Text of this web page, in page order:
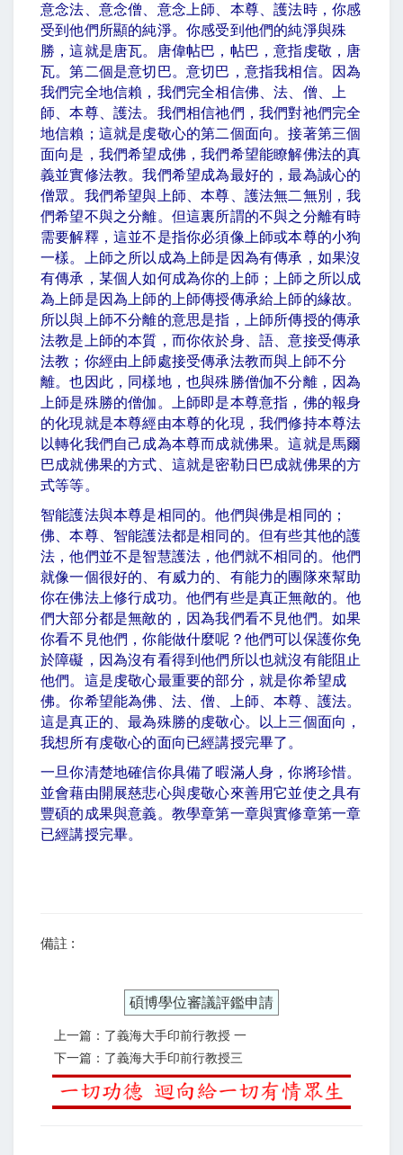
意念法、意念僧、意念上師、本尊、護法時，你感
受到他們所顯的純淨。你感受到他們的純淨與殊
勝，這就是唐瓦。唐偉帖巴，帖巴，意指虔敬，唐
瓦。第二個是意切巴。意切巴，意指我相信。因為
我們完全地信賴，我們完全相信佛、法、僧、上
師、本尊、護法。我們相信祂們，我們對祂們完全
地信賴；這就是虔敬心的第二個面向。接著第三個
面向是，我們希望成佛，我們希望能瞭解佛法的真
義並實修法教。我們希望成為最好的，最為誠心的
僧眾。我們希望與上師、本尊、護法無二無別，我
們希望不與之分離。但這裏所謂的不與之分離有時
需要解釋，這並不是指你必須像上師或本尊的小狗
一樣。上師之所以成為上師是因為有傳承，如果沒
有傳承，某個人如何成為你的上師；上師之所以成
為上師是因為上師的上師傳授傳承給上師的緣故。
所以與上師不分離的意思是指，上師所傳授的傳承
法教是上師的本質，而你依於身、語、意接受傳承
法教；你經由上師處接受傳承法教而與上師不分
離。也因此，同樣地，也與殊勝僧伽不分離，因為
上師是殊勝的僧伽。上師即是本尊意指，佛的報身
的化現就是本尊經由本尊的化現，我們修持本尊法
以轉化我們自己成為本尊而成就佛果。這就是馬爾
巴成就佛果的方式、這就是密勒日巴成就佛果的方
式等等。
智能護法與本尊是相同的。他們與佛是相同的；
佛、本尊、智能護法都是相同的。但有些其他的護
法，他們並不是智慧護法，他們就不相同的。他們
就像一個很好的、有威力的、有能力的團隊來幫助
你在佛法上修行成功。他們有些是真正無敵的。他
們大部分都是無敵的，因為我們看不見他們。如果
你看不見他們，你能做什麼呢？他們可以保護你免
於障礙，因為沒有看得到他們所以也就沒有能阻止
他們。這是虔敬心最重要的部分，就是你希望成
佛。你希望能為佛、法、僧、上師、本尊、護法。
這是真正的、最為殊勝的虔敬心。以上三個面向，
我想所有虔敬心的面向已經講授完畢了。
一旦你清楚地確信你具備了暇滿人身，你將珍惜。
並會藉由開展慈悲心與虔敬心來善用它並使之具有
豐碩的成果與意義。教學章第一章與實修章第一章
已經講授完畢。
備註 :
碩博學位審議評鑑申請
上一篇：了義海大手印前行教授 一
下一篇：了義海大手印前行教授三